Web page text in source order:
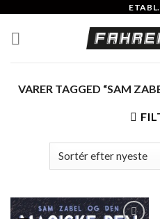
content
VARER TAGGED “SAM